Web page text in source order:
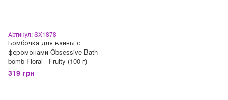
Артикул: SX1878
Бомбочка для ванны с
феромонами Obsessive Bath
bomb Floral - Fruity (100 г)
319 грн